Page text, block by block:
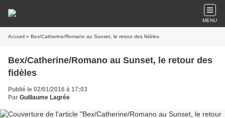
MENU
Accueil » Bex/Catherine/Romano au Sunset, le retour des fidèles
Bex/Catherine/Romano au Sunset, le retour des
fidèles
Publié le 02/01/2016 à 17:03
Par Guillaume Lagrée